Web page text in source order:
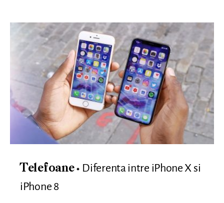
Telefoane
Diferenta intre iPhone X si
iPhone 8